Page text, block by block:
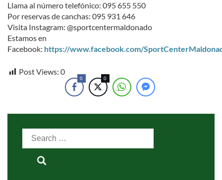
Llama al número telefónico: 095 655 550
Por reservas de canchas: 095 931 646
Visita Instagram: @sportcentermaldonado
Estamos en
Facebook: https://www.facebook.com/
Post Views: 0
0 0
Search